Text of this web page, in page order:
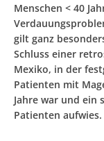
Menschen < 40
gilt ganz
Schluss einer
Mexiko, in der
Patienten mit
Jahre war und ein
Patienten aufwies.